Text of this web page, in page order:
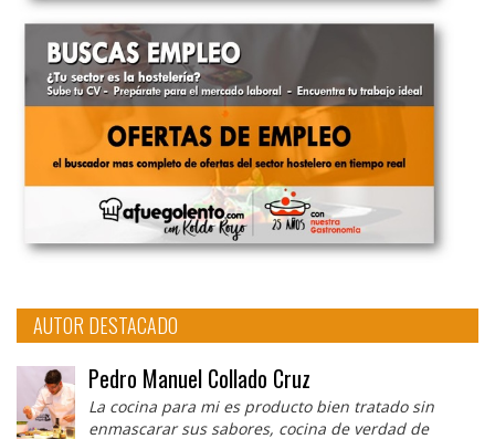
AUTOR DESTACADO
Pedro Manuel Collado Cruz
La cocina para mi es producto bien tratado sin
enmascarar sus sabores, cocina de verdad de